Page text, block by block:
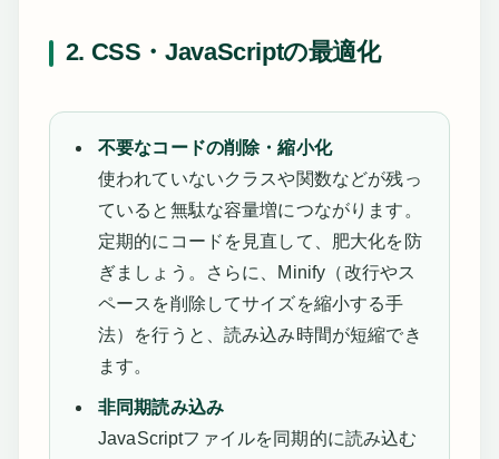
2. CSS・JavaScriptの最適化
不要なコードの削除・縮小化
使われていないクラスや関数などが残っ
ていると無駄な容量増につながります。
定期的にコードを見直して、肥大化を防
ぎましょう。さらに、Minify（改行やス
ペースを削除してサイズを縮小する手
法）を行うと、読み込み時間が短縮でき
ます。
非同期読み込み
JavaScriptファイルを同期的に読み込む